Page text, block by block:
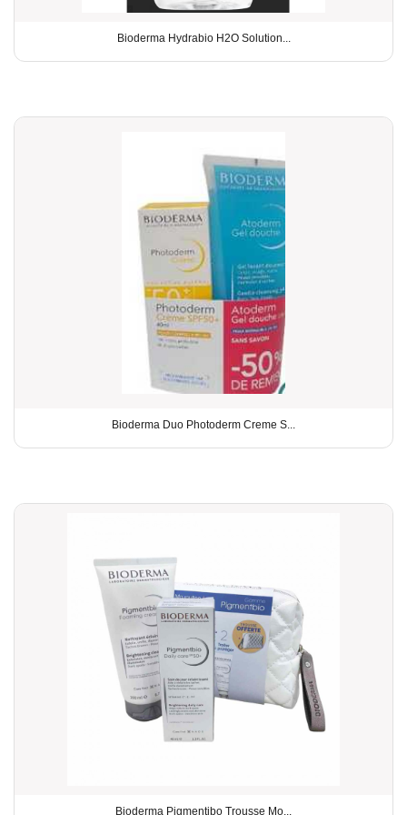
Bioderma Hydrabio H2O Solution...
Bioderma Duo Photoderm Creme S...
Bioderma Pigmentibo Trousse Mo...